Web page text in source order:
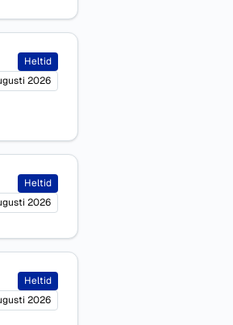
Heltid
2026
Heltid
2026
Heltid
2026